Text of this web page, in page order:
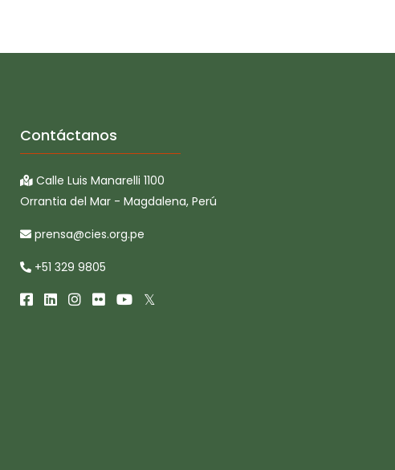
Contáctanos
Calle Luis Manarelli 1100
Orrantia del Mar - Magdalena, Perú
prensa@cies.org.pe
+51 329 9805